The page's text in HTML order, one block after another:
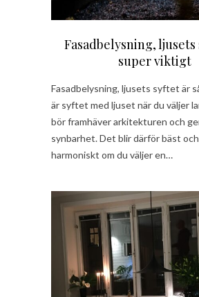
Fasadbelysning,
super viktigt
Fasadbelysning, ljusets syftet är
är syftet med ljuset när du väljer
bör framhäver arkitekturen och
synbarhet. Det blir därför bäst
harmoniskt om du väljer en…